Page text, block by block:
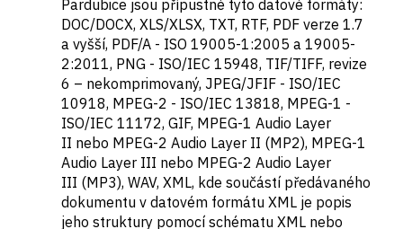
Pardubice jsou přípustné tyto datové formáty:
DOC/DOCX, XLS/XLSX, TXT, RTF, PDF verze 1.7
a vyšší, PDF/A - ISO 19005-1:2005 a 19005-
2:2011, PNG - ISO/IEC 15948, TIF/TIFF, revize
6 – nekomprimovaný, JPEG/JFIF - ISO/IEC
10918, MPEG-2 - ISO/IEC 13818, MPEG-1 -
ISO/IEC 11172, GIF, MPEG-1 Audio Layer
II nebo MPEG-2 Audio Layer II (MP2), MPEG-1
Audio Layer III nebo MPEG-2 Audio Layer
III (MP3), WAV, XML, kde součástí předávaného
dokumentu v datovém formátu XML je popis
jeho struktury pomocí schématu XML nebo